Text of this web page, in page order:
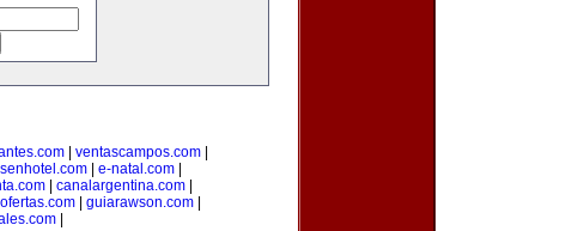
| ventascampos.com|
| e-natal.com|
canalargentina.com
| guiarawson.com|